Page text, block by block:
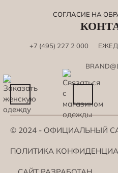
СОГЛАСИЕ НА
+7 (495) 227 2 000
© 2024 - ОФИЦИАЛЬНЫЙ
ПОЛИТИКА